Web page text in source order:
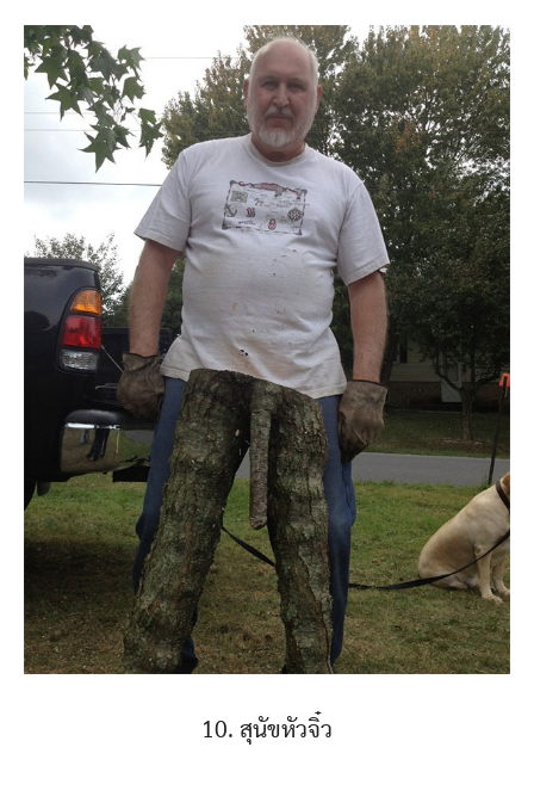
10. สุนัขหัวจิ๋ว